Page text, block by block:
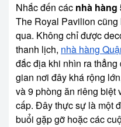
Nhắc đến các nhà hàng
The Royal Pavilion
qua. Không chỉ được
thanh lịch, nhà hàng
đắc địa khi nhìn ra
gian nơi đây khá rộng
và 9 phòng ăn riêng biệt
cấp. Đây thực sự là một
buổi gặp gỡ hoặc các